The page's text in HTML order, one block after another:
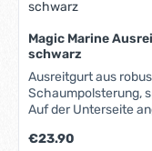
Magic Marine
schwarz
Ausreitgurt aus
Schaumpolsterung,
Auf der Unterseite
auch auf anderen
Regulärer Preis:
€23.90